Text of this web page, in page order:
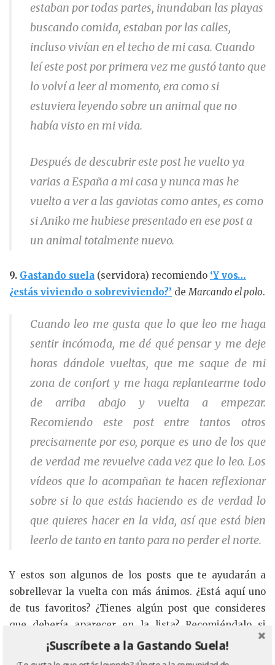
estaban por todas partes, inundaban las playas
buscando comida, estaban por las calles,
incluso vivían en el techo de mi casa. Cuando
leí este post por primera vez me gustó tanto que
lo volví a leer al momento, era como si
estuviera leyendo sobre un animal que no
había visto en mi vida.
Después de descubrir este post he vuelto ya
varias a España a mi casa y nunca mas he
vuelto a ver a las gaviotas como antes, es como
si Aniko me hubiese presentado en ese post a
un animal totalmente nuevo.
9. Gastando suela (servidora) recomiendo ‘Y vos…
¿estás viviendo o sobreviviendo?’ deMarcando el polo.
Cuando leo me gusta que lo que leo me haga
sentir incómoda, me dé qué pensar y me deje
horas dándole vueltas, que me saque de mi
zona de confort y me haga replantearme todo
de arriba abajo y vuelta a empezar.
Recomiendo este post entre tantos otros
precisamente por eso, porque es uno de los que
de verdad me revuelve cada vez que lo leo. Los
vídeos que lo acompañan te hacen reflexionar
sobre si lo que estás haciendo es de verdad lo
que quieres hacer en la vida, así que está bien
leerlo de tanto en tanto para no perder el norte.
Y estos son algunos de los posts que te ayudarán a
sobrellevar la vuelta con más ánimos. ¿Está aquí uno
de tus favoritos? ¿Tienes algún post que consideres
que debería aparecer en la lista? Recomiéndalo si
quieres que aparezca aquí, entre todos los que
recomendéis seleccionaremos uno.
¡Suscríbete a la Gastando Suela!